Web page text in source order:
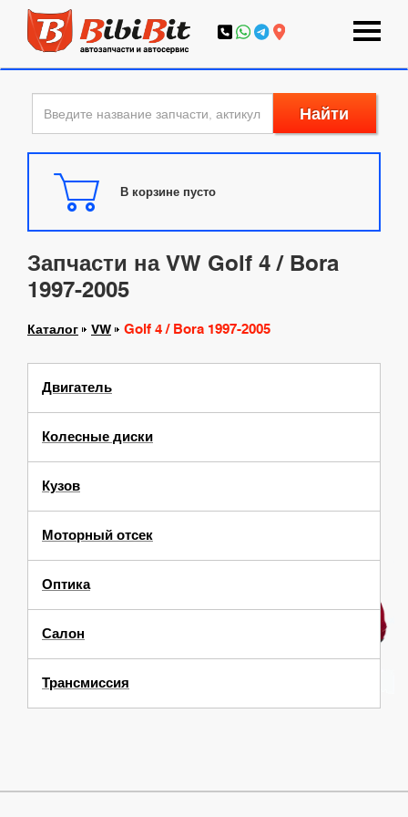
Найти
В корзине пусто
Запчасти на VW Golf 4 / Bora
1997-2005
Каталог VW Golf 4 / Bora 1997-2005
Двигатель
Колесные диски
Кузов
Моторный отсек
Оптика
Салон
Трансмиссия